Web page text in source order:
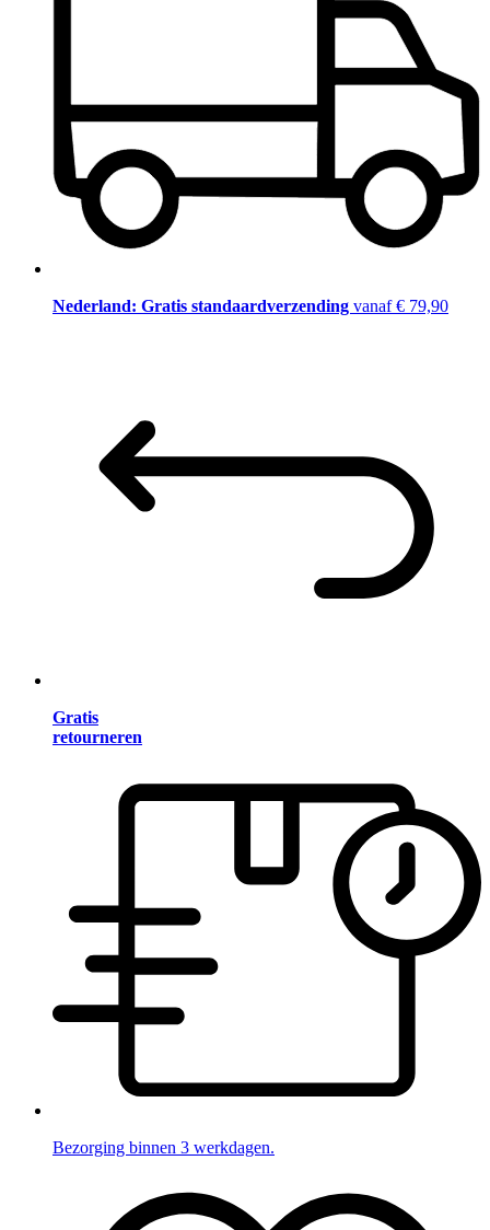
Nederland: Gratis standaardverzending vanaf € 79,90
Gratis
retourneren
Bezorging binnen 3 werkdagen.